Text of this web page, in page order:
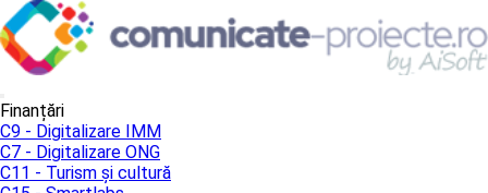
Finanțări
C9 - Digitalizare IMM
C7 - Digitalizare ONG
C11 - Turism și cultură